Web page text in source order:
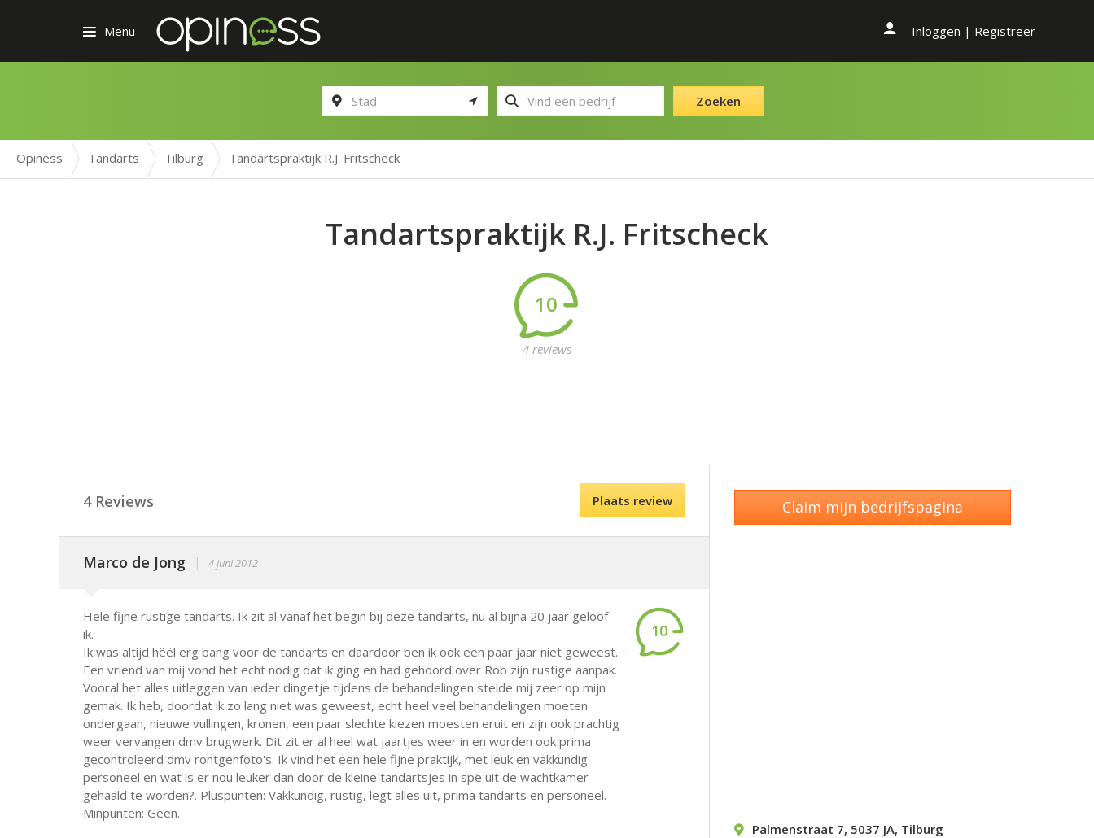
Menu Inloggen | Registreer
Zoeken
Opiness Tandarts Tilburg Tandartspraktijk R.J. Fritscheck
Tandartspraktijk R.J. Fritscheck
10
4 reviews
4 Reviews Plaats review
Marco de Jong | 4 juni 2012
Hele fijne rustige tandarts. Ik zit al vanaf het begin bij deze tandarts, nu al bijna 20 jaar geloof
ik.
Ik was altijd hëël erg bang voor de tandarts en daardoor ben ik ook een paar jaar niet geweest.
Een vriend van mij vond het echt nodig dat ik ging en had gehoord over Rob zijn rustige aanpak.
Vooral het alles uitleggen van ieder dingetje tijdens de behandelingen stelde mij zeer op mijn
gemak. Ik heb, doordat ik zo lang niet was geweest, echt heel veel behandelingen moeten
ondergaan, nieuwe vullingen, kronen, een paar slechte kiezen moesten eruit en zijn ook prachtig
weer vervangen dmv brugwerk. Dit zit er al heel wat jaartjes weer in en worden ook prima
gecontroleerd dmv rontgenfoto's. Ik vind het een hele fijne praktijk, met leuk en vakkundig
personeel en wat is er nou leuker dan door de kleine tandartsjes in spë uit de wachtkamer
gehaald te worden?. Pluspunten: Vakkundig, rustig, legt alles uit, prima tandarts en personeel.
Minpunten: Geen.
10
Claim mijn bedrijfspagina
Palmenstraat 7, 5037 JA, Tilburg